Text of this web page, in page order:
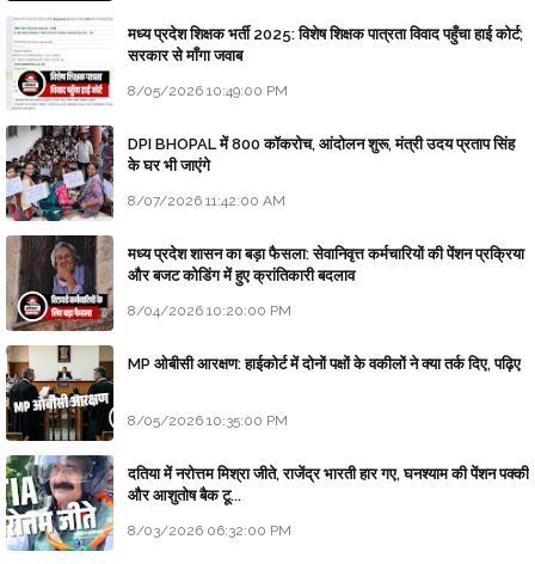
मध्य प्रदेश शिक्षक भर्ती 2025: विशेष शिक्षक पात्रता विवाद पहुँचा हाई कोर्ट;
सरकार से माँगा जवाब
8/05/2026 10:49:00 PM
DPI BHOPAL में 800 कॉकरोच, आंदोलन शुरू, मंत्री उदय प्रताप सिंह
के घर भी जाएंगे
8/07/2026 11:42:00 AM
मध्य प्रदेश शासन का बड़ा फैसला: सेवानिवृत्त कर्मचारियों की पेंशन प्रक्रिया
और बजट कोडिंग में हुए क्रांतिकारी बदलाव
8/04/2026 10:20:00 PM
MP ओबीसी आरक्षण: हाईकोर्ट में दोनों पक्षों के वकीलों ने क्या तर्क दिए, पढ़िए
8/05/2026 10:35:00 PM
दतिया में नरोत्तम मिश्रा जीते, राजेंद्र भारती हार गए, घनश्याम की पेंशन पक्की
और आशुतोष बैक टू...
8/03/2026 06:32:00 PM